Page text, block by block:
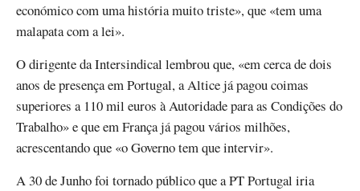
económico com uma história muito triste», que «tem uma
malapata com a lei».
O dirigente da Intersindical lembrou que, «em cerca de dois
anos de presença em Portugal, a Altice já pagou coimas
superiores a 110 mil euros à Autoridade para as Condições do
Trabalho» e que em França já pagou vários milhões,
acrescentando que «o Governo tem que intervir».
A 30 de Junho foi tornado público que a PT Portugal iria